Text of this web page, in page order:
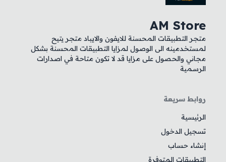
AM Store
متجر التطبيقات المحسنة للايفون والايباد متجر يتيح
لمستخدمينه الى الوصول لمزايا التطبيقات المحسنة بشكل
مجاني والحصول على مزايا قد لا تكون متاحة في اصدارات
الرسمية
روابط سريعة
الرئيسية
تسجيل الدخول
إنشاء حساب
التطبيقات المتوفرة